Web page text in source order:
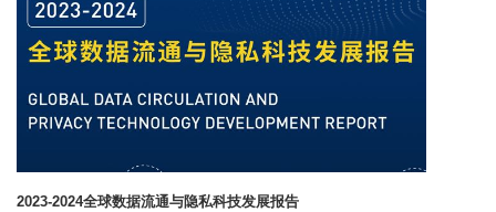
2023-2024全球数据流通与隐私科技发展报告